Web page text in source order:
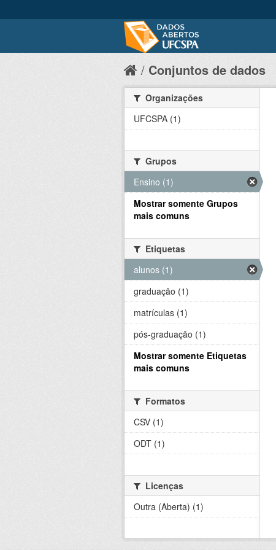
Conjuntos de dados
Organizações
UFCSPA (1)
Grupos
Ensino (1)
Mostrar somente Grupos
mais comuns
Etiquetas
alunos (1)
graduação (1)
matrículas (1)
pós-graduação (1)
Mostrar somente Etiquetas
mais comuns
Formatos
CSV (1)
ODT (1)
Licenças
Outra (Aberta) (1)